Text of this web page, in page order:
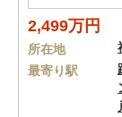
2,499万円
所在地
最寄り駅